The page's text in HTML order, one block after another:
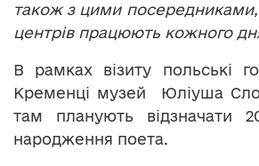
також з цими посередниками,
центрів працюють кожного
В рамках візиту польські
Кременці музей Юліуша
там планують відзначати
народження поета.